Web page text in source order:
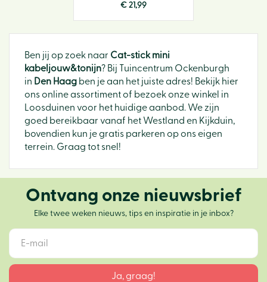
€ 21,99
Ben jij op zoek naar Cat-stick mini
kabeljouw&tonijn? Bij Tuincentrum Ockenburgh
in Den Haag ben je aan het juiste adres! Bekijk hier
ons online assortiment of bezoek onze winkel in
Loosduinen voor het huidige aanbod. We zijn
goed bereikbaar vanaf het Westland en Kijkduin,
bovendien kun je gratis parkeren op ons eigen
terrein. Graag tot snel!
Ontvang onze nieuwsbrief
Elke twee weken nieuws, tips en inspiratie in je inbox?